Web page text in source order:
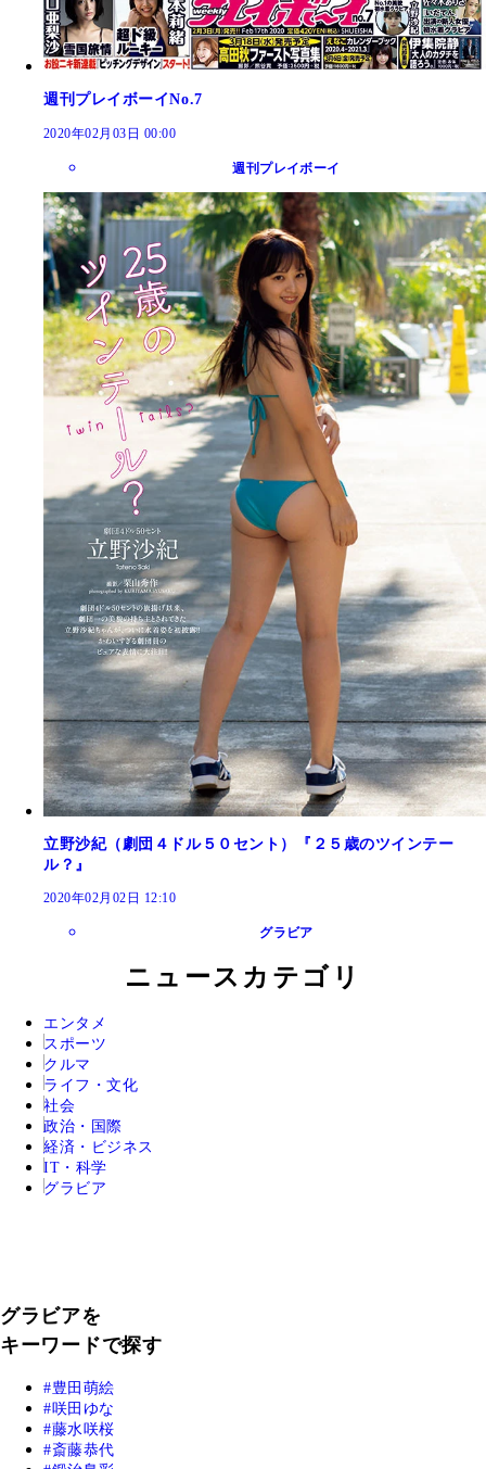
週刊プレイボーイNo.7
2020年02月03日 00:00
週刊プレイボーイ
立野沙紀（劇団４ドル５０セント）『２５歳のツインテー
ル？』
2020年02月02日 12:10
グラビア
ニュースカテゴリ
エンタメ
スポーツ
クルマ
ライフ・文化
社会
政治・国際
経済・ビジネス
IT・科学
グラビア
グラビアを
キーワードで探す
豊田萌絵
咲田ゆな
藤水咲桜
斎藤恭代